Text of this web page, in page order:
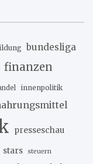
bundesliga
finanzen
innenpolitik
presseschau
stars steuern